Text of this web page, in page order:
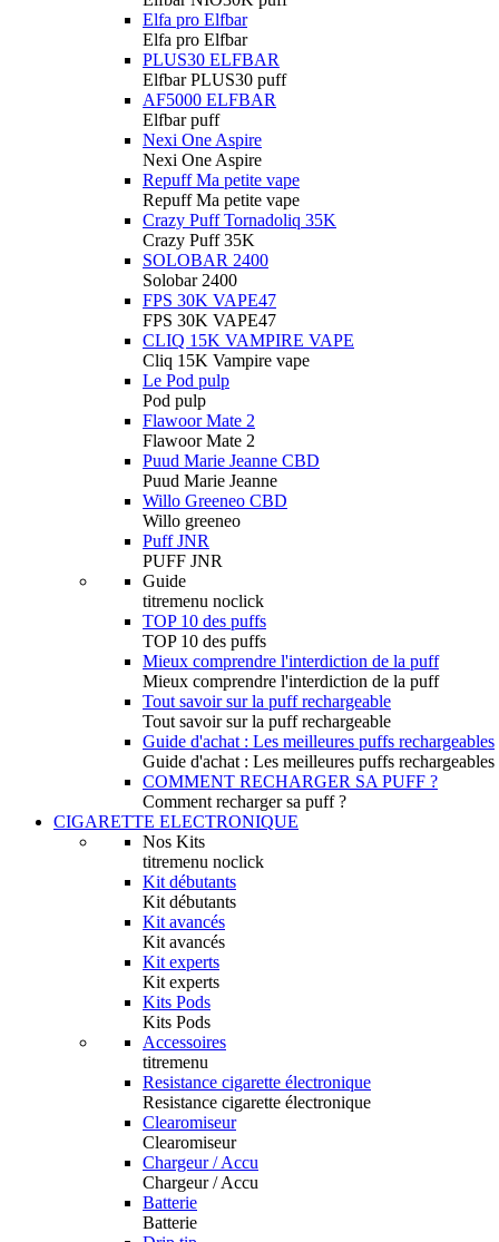
Elfa pro Elfbar
Elfa pro Elfbar
PLUS30 ELFBAR
Elfbar PLUS30 puff
AF5000 ELFBAR
Elfbar puff
Nexi One Aspire
Nexi One Aspire
Repuff Ma petite vape
Repuff Ma petite vape
Crazy Puff Tornadoliq 35K
Crazy Puff 35K
SOLOBAR 2400
Solobar 2400
FPS 30K VAPE47
FPS 30K VAPE47
CLIQ 15K VAMPIRE VAPE
Cliq 15K Vampire vape
Le Pod pulp
Pod pulp
Flawoor Mate 2
Flawoor Mate 2
Puud Marie Jeanne CBD
Puud Marie Jeanne
Willo Greeneo CBD
Willo greeneo
Puff JNR
PUFF JNR
Guide
titremenu noclick
TOP 10 des puffs
TOP 10 des puffs
Mieux comprendre l'interdiction de la puff
Mieux comprendre l'interdiction de la puff
Tout savoir sur la puff rechargeable
Tout savoir sur la puff rechargeable
Guide d'achat : Les meilleures puffs rechargeables
Guide d'achat : Les meilleures puffs rechargeables
COMMENT RECHARGER SA PUFF ?
Comment recharger sa puff ?
CIGARETTE ELECTRONIQUE
Nos Kits
titremenu noclick
Kit débutants
Kit débutants
Kit avancés
Kit avancés
Kit experts
Kit experts
Kits Pods
Kits Pods
Accessoires
titremenu
Resistance cigarette électronique
Resistance cigarette électronique
Clearomiseur
Clearomiseur
Chargeur / Accu
Chargeur / Accu
Batterie
Batterie